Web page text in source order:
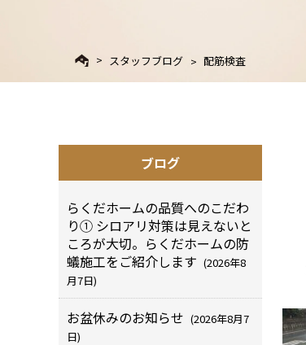
スタッフブログ 配筋検査
ブログ
らくだホームの品質へのこだわ
り① シロアリ対策は見えないと
ころが大切。らくだホームの防
蟻施工をご紹介します (2026年8
月7日)
お盆休みのお知らせ (2026年8月7
日)